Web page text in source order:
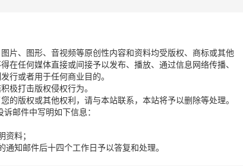
片、图形、音视频等原创性内容和资料均受版权、商标或其他
在任何媒体直接或间接予以发布、播放、通过信息网络传播、
行或者用于任何商业目的。
极打击版权侵权行为。
的版权或其他权利，请与本站联系，本站将予以删除等处理。
邮件中写明如下信息：
料；
知邮件后十四个工作日予以答复和处理。